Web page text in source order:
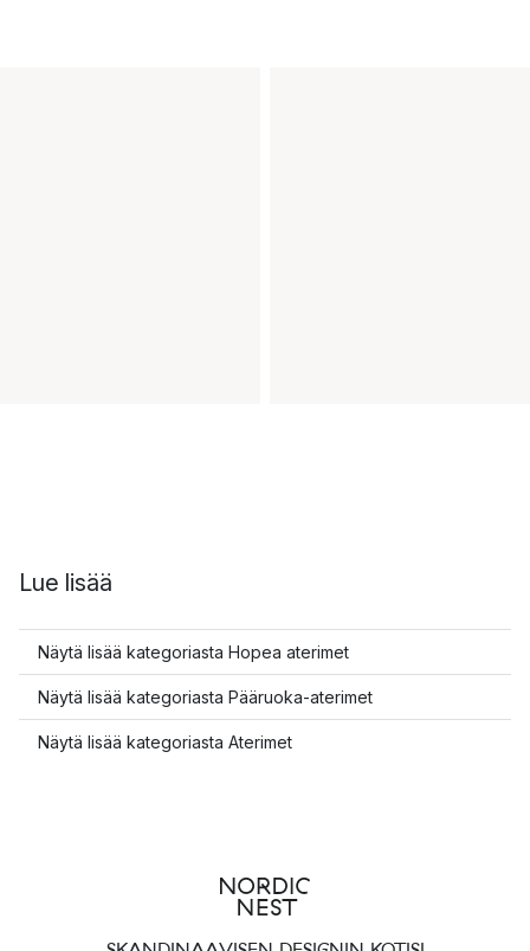
Lue lisää
Näytä lisää kategoriasta Hopea aterimet
Näytä lisää kategoriasta Pääruoka-aterimet
Näytä lisää kategoriasta Aterimet